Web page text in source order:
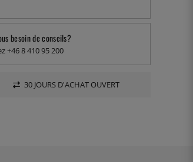
besoin de conseils?
+46 8 410 95 200
30 JOURS D'ACHAT OUVERT